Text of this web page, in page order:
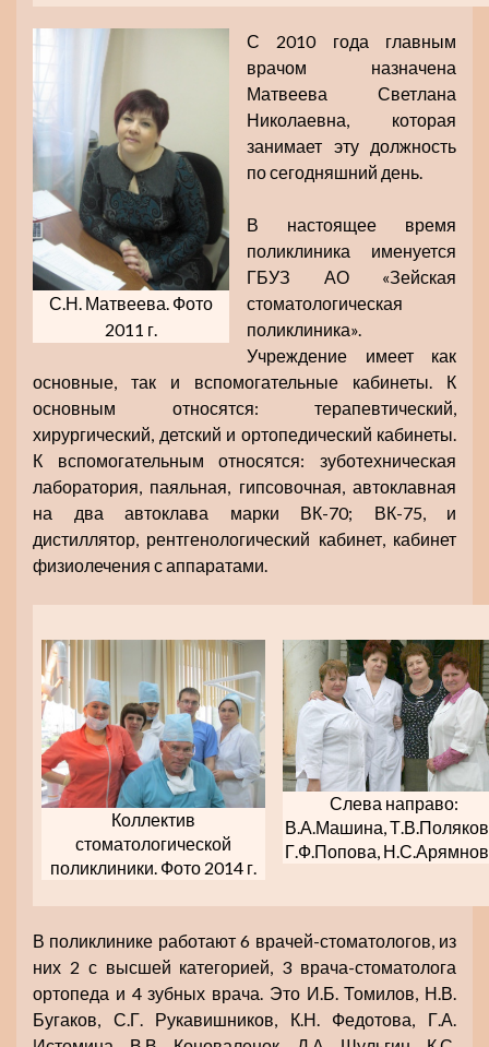
С.Н. Матвеева. Фото
2011 г.
С 2010 года главным
врачом назначена
Матвеева Светлана
Николаевна, которая
занимает эту должность
по сегодняшний день.
В настоящее время
поликлиника именуется
ГБУЗ АО «Зейская
стоматологическая
поликлиника».
Учреждение имеет как
основные, так и вспомогательные кабинеты. К
основным относятся: терапевтический,
хирургический, детский и ортопедический кабинеты.
К вспомогательным относятся: зуботехническая
лаборатория, паяльная, гипсовочная, автоклавная
на два автоклава марки ВК-70; ВК-75, и
дистиллятор, рентгенологический кабинет, кабинет
физиолечения с аппаратами.
Коллектив
стоматологической
поликлиники. Фото 2014 г.
Слева направо:
В.А.Машина,
Г.Ф.Попова,
В поликлинике работают 6 врачей-стоматологов, из
них 2 с высшей категорией, 3 врача-стоматолога
ортопеда и 4 зубных врача. Это И.Б. Томилов, Н.В.
Бугаков, С.Г. Рукавишников, К.Н. Федотова, Г.А.